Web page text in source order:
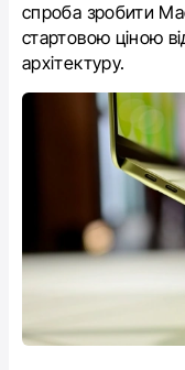
спроба зробити
стартовою ціною
архітектуру.